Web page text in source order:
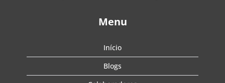
Menu
Início
Blogs